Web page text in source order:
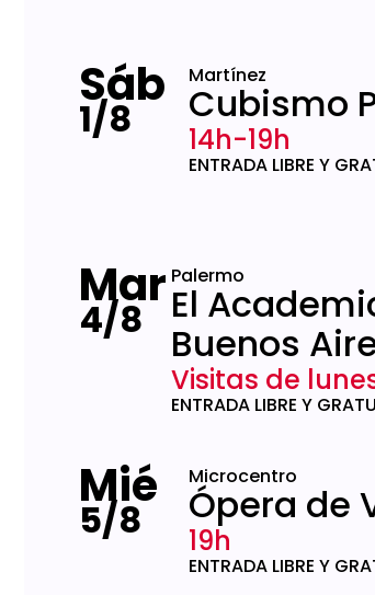
Sáb
1/8
Martínez
Cubismo
14h-19h
ENTRADA LIBRE Y
Mar
4/8
Palermo
El
Buenos
Visitas de
ENTRADA LIBRE Y
Mié
5/8
Microcentro
Ópera de
19h
ENTRADA LIBRE Y